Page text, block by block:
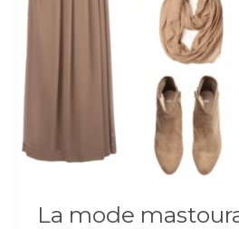
La mode